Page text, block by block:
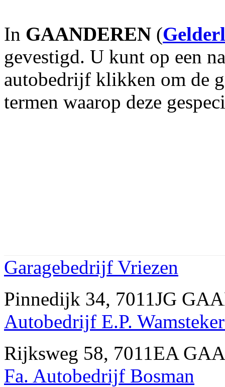
In GAANDEREN (
gevestigd. U kunt op een
autobedrijf klikken om de
termen waarop deze
Garagebedrijf Vriezen
Pinnedijk 34, 7011JG
Autobedrijf E.P.
Rijksweg 58, 7011EA
Fa. Autobedrijf Bosman